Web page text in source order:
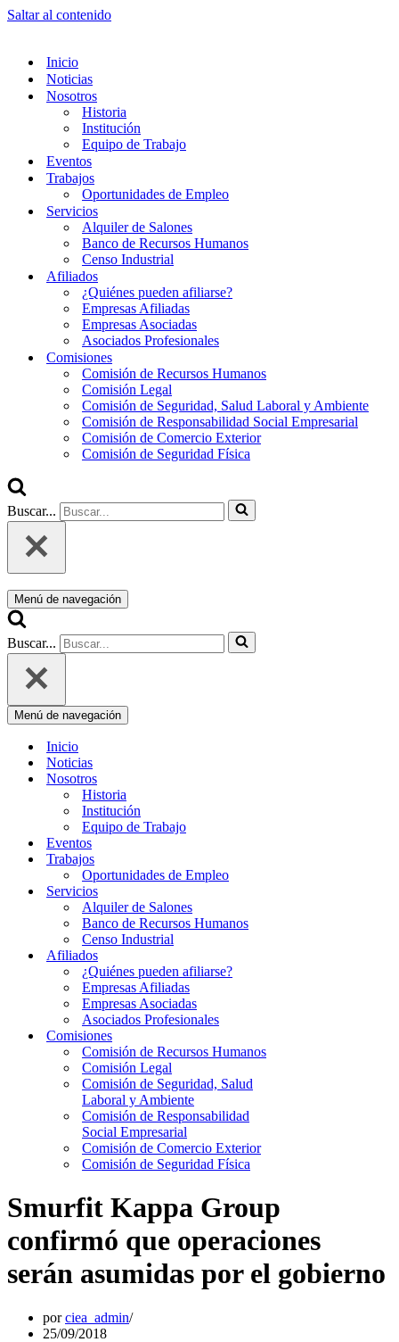
Saltar al contenido
Inicio
Noticias
Nosotros
Historia
Institución
Equipo de Trabajo
Eventos
Trabajos
Oportunidades de Empleo
Servicios
Alquiler de Salones
Banco de Recursos Humanos
Censo Industrial
Afiliados
¿Quiénes pueden afiliarse?
Empresas Afiliadas
Empresas Asociadas
Asociados Profesionales
Comisiones
Comisión de Recursos Humanos
Comisión Legal
Comisión de Seguridad, Salud Laboral y Ambiente
Comisión de Responsabilidad Social Empresarial
Comisión de Comercio Exterior
Comisión de Seguridad Física
Buscar...
Menú de navegación
Buscar...
Menú de navegación
Inicio
Noticias
Nosotros
Historia
Institución
Equipo de Trabajo
Eventos
Trabajos
Oportunidades de Empleo
Servicios
Alquiler de Salones
Banco de Recursos Humanos
Censo Industrial
Afiliados
¿Quiénes pueden afiliarse?
Empresas Afiliadas
Empresas Asociadas
Asociados Profesionales
Comisiones
Comisión de Recursos Humanos
Comisión Legal
Comisión de Seguridad, Salud
Laboral y Ambiente
Comisión de Responsabilidad
Social Empresarial
Comisión de Comercio Exterior
Comisión de Seguridad Física
Smurfit Kappa Group
confirmó que operaciones
serán asumidas por el gobierno
porciea_admin
25/09/2018